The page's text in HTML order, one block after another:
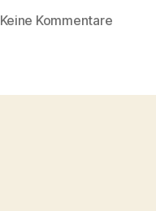
Keine Kommentarezu